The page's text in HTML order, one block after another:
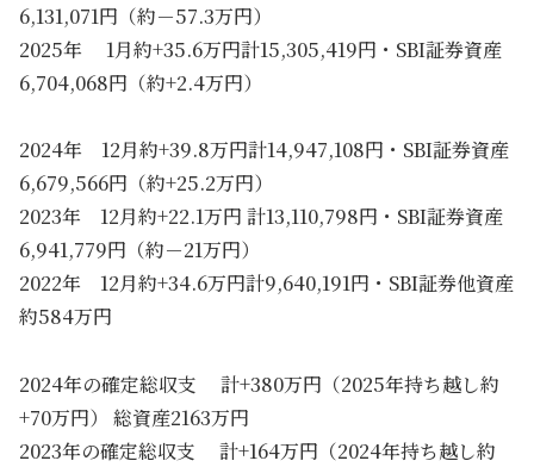
6,131,071円（約－57.3万円）
2025年 1月約+35.6万円計15,305,419円・SBI証券資産
6,704,068円（約+2.4万円）
2024年 12月約+39.8万円計14,947,108円・SBI証券資産
6,679,566円（約+25.2万円）
2023年 12月約+22.1万円 計13,110,798円・SBI証券資産
6,941,779円（約－21万円）
2022年 12月約+34.6万円計9,640,191円・SBI証券他資産
約584万円
2024年の確定総収支 計+380万円（2025年持ち越し約
+70万円） 総資産2163万円
2023年の確定総収支 計+164万円（2024年持ち越し約